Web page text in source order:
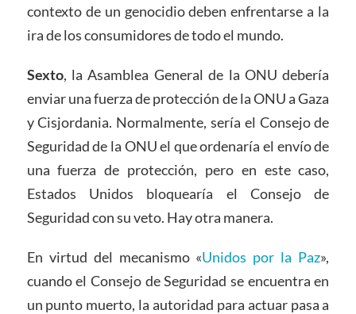
contexto de un genocidio deben enfrentarse a la
ira de los consumidores de todo el mundo.
Sexto, la Asamblea General de la ONU debería
enviar una fuerza de protección de la ONU a Gaza
y Cisjordania. Normalmente, sería el Consejo de
Seguridad de la ONU el que ordenaría el envío de
una fuerza de protección, pero en este caso,
Estados Unidos bloquearía el Consejo de
Seguridad con su veto. Hay otra manera.
En virtud del mecanismo «Unidos por la Paz»,
cuando el Consejo de Seguridad se encuentra en
un punto muerto, la autoridad para actuar pasa a